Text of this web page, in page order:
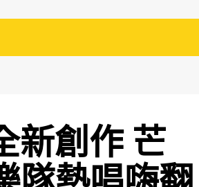
新創作 芒